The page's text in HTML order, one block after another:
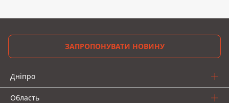
ЗАПРОПОНУВАТИ НОВИНУ
Дніпро
Область